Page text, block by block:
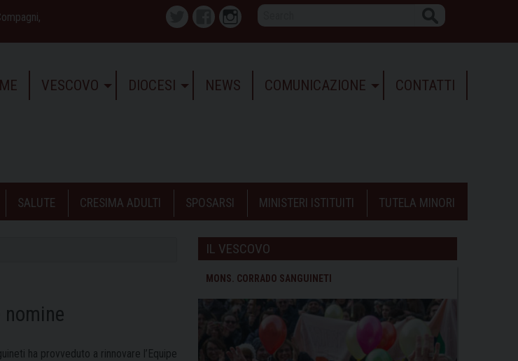
Twitter FacebookInstagram
VESCOVO DIOCESI NEWS COMUNICAZIONE CONTATTI
SALUTE CRESIMA ADULTI SPOSARSI MINISTERI ISTITUITI TUTELA MINORI
nomine
ha provveduto a rinnovare l’Equipe
IL VESCOVO
MONS. CORRADO SANGUINETI